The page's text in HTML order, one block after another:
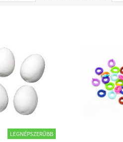
LEGNÉPSZERŰBB